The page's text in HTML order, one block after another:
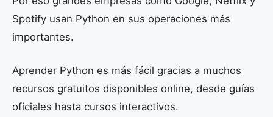
Spotify usan Python en sus operaciones más
importantes.
Aprender Python es más fácil gracias a muchos
recursos gratuitos disponibles online, desde guías
oficiales hasta cursos interactivos.